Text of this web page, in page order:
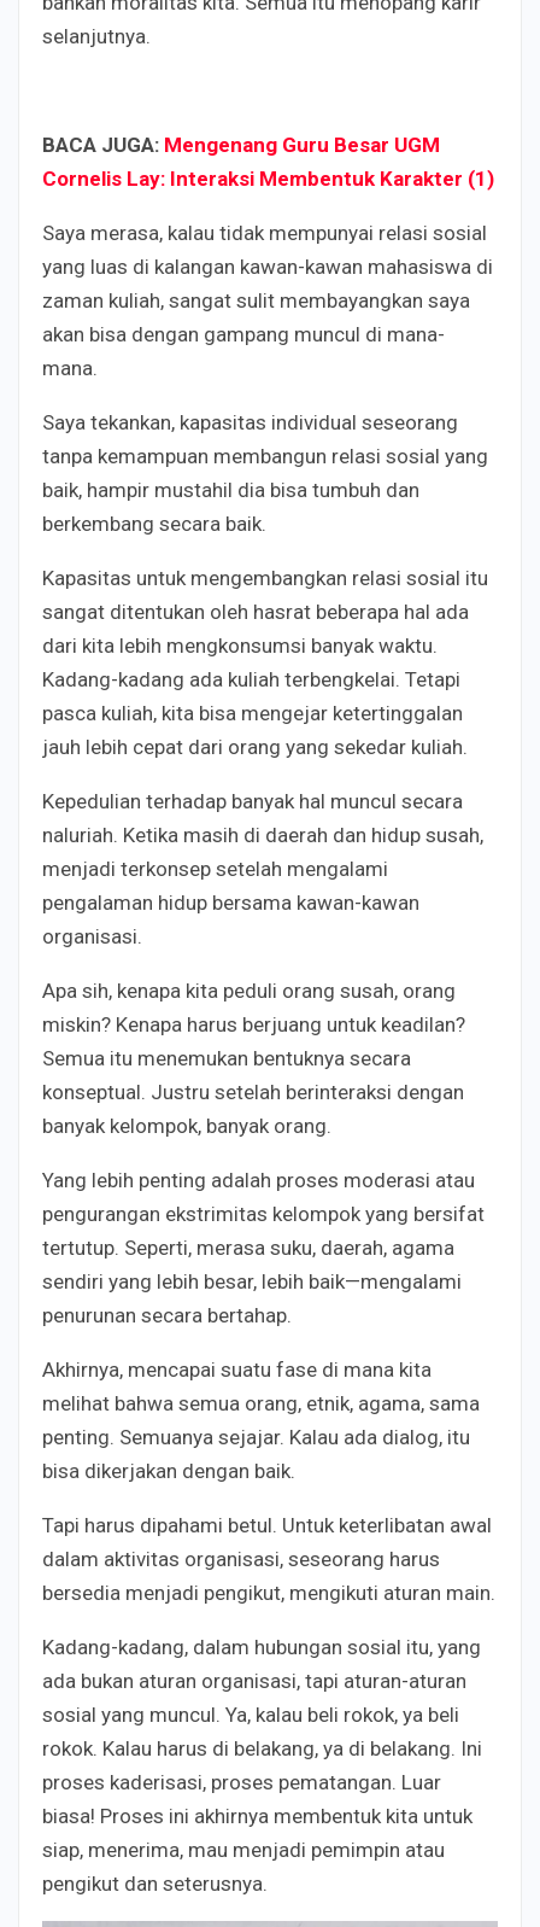
selanjutnya.
BACA JUGA: Mengenang Guru Besar UGM
Cornelis Lay: Interaksi Membentuk Karakter (1)
Saya merasa, kalau tidak mempunyai relasi sosial
yang luas di kalangan kawan-kawan mahasiswa di
zaman kuliah, sangat sulit membayangkan saya
akan bisa dengan gampang muncul di mana-
mana.
Saya tekankan, kapasitas individual seseorang
tanpa kemampuan membangun relasi sosial yang
baik, hampir mustahil dia bisa tumbuh dan
berkembang secara baik.
Kapasitas untuk mengembangkan relasi sosial itu
sangat ditentukan oleh hasrat beberapa hal ada
dari kita lebih mengkonsumsi banyak waktu.
Kadang-kadang ada kuliah terbengkelai. Tetapi
pasca kuliah, kita bisa mengejar ketertinggalan
jauh lebih cepat dari orang yang sekedar kuliah.
Kepedulian terhadap banyak hal muncul secara
naluriah. Ketika masih di daerah dan hidup susah,
menjadi terkonsep setelah mengalami
pengalaman hidup bersama kawan-kawan
organisasi.
Apa sih, kenapa kita peduli orang susah, orang
miskin? Kenapa harus berjuang untuk keadilan?
Semua itu menemukan bentuknya secara
konseptual. Justru setelah berinteraksi dengan
banyak kelompok, banyak orang.
Yang lebih penting adalah proses moderasi atau
pengurangan ekstrimitas kelompok yang bersifat
tertutup. Seperti, merasa suku, daerah, agama
sendiri yang lebih besar, lebih baik—mengalami
penurunan secara bertahap.
Akhirnya, mencapai suatu fase di mana kita
melihat bahwa semua orang, etnik, agama, sama
penting. Semuanya sejajar. Kalau ada dialog, itu
bisa dikerjakan dengan baik.
Tapi harus dipahami betul. Untuk keterlibatan awal
dalam aktivitas organisasi, seseorang harus
bersedia menjadi pengikut, mengikuti aturan main.
Kadang-kadang, dalam hubungan sosial itu, yang
ada bukan aturan organisasi, tapi aturan-aturan
sosial yang muncul. Ya, kalau beli rokok, ya beli
rokok. Kalau harus di belakang, ya di belakang. Ini
proses kaderisasi, proses pematangan. Luar
biasa! Proses ini akhirnya membentuk kita untuk
siap, menerima, mau menjadi pemimpin atau
pengikut dan seterusnya.